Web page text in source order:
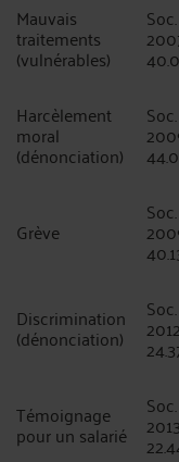
Mauvais
traitements
(vulnérables)
Harcèlement
moral
(dénonciation)
Grève
Discrimination
(dénonciation)
Témoignage
pour un salarié